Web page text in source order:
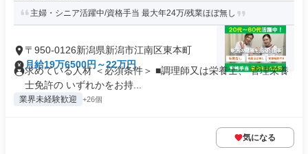
主婦・シニア活躍中/資格手当 最大年24万/残業ほぼ無し
〒950-0126新潟県新潟市江南区東本町
月給19万6500円～22万円
求めている人材 ＜必須条件＞ ■調理師又は栄養士、 管理栄養
士免許の いずれかをお持...
業界未経験歓迎 +26個
気になる